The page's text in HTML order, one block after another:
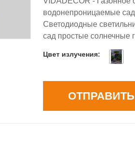
водонепроницаемые
Светодиодные
сад простые солнечные
Цвет излучения: